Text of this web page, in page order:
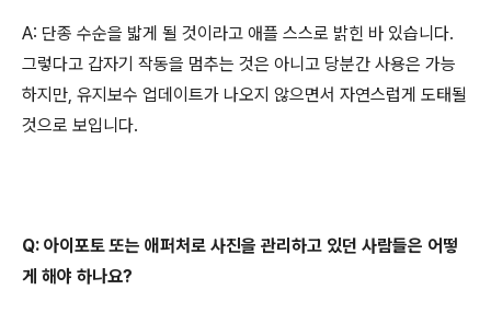
A: 단종 수순을 밟게 될 것이라고 애플 스스로 밝힌 바 있습니다.
그렇다고 갑자기 작동을 멈추는 것은 아니고 당분간 사용은 가능
하지만, 유지보수 업데이트가 나오지 않으면서 자연스럽게 도태될
것으로 보입니다.
Q: 아이포토 또는 애퍼처로 사진을 관리하고 있던 사람들은 어떻
게 해야 하나요?